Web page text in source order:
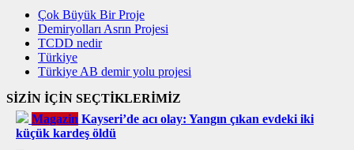
Çok Büyük Bir Proje
Demiryolları Asrın Projesi
TCDD nedir
Türkiye
Türkiye AB demir yolu projesi
SİZİN İÇİN SEÇTİKLERİMİZ
Magazin Kayseri’de acı olay: Yangın çıkan evdeki iki
küçük kardeş öldü